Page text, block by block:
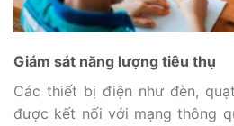
Giám sát năng lượng tiêu thụ
Các thiết bị điện như đèn,
được kết nối với mạng thông